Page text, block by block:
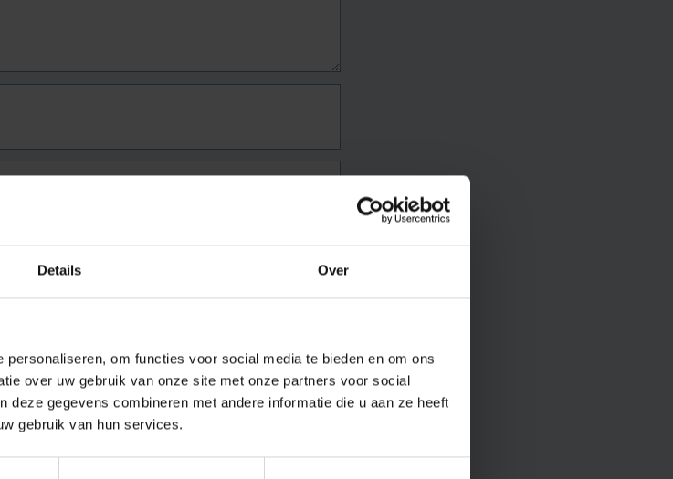
Details Over
om functies voor social media te bieden en om ons
over uw gebruik van onze site met onze partners voor social
deze gegevens combineren met andere informatie die u aan ze heeft
gebruik van hun services.
je de fout zag.
de-vub/alle-opleidingen